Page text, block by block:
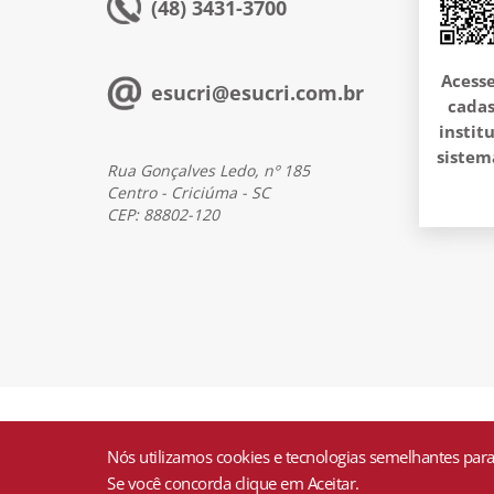
(48) 3431-3700
esucri@esucri.com.br
Rua Gonçalves Ledo, nº 185
Centro - Criciúma - SC
CEP: 88802-120
Nós utilizamos cookies e tecnologias semelhantes
Se você concorda clique em Aceitar.